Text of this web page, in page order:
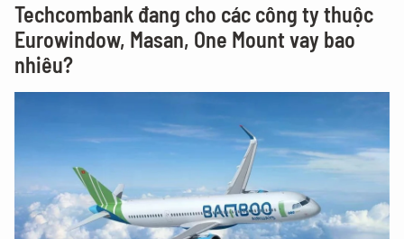
Techcombank đang cho các công ty thuộc
Eurowindow, Masan, One Mount vay bao
nhiêu?